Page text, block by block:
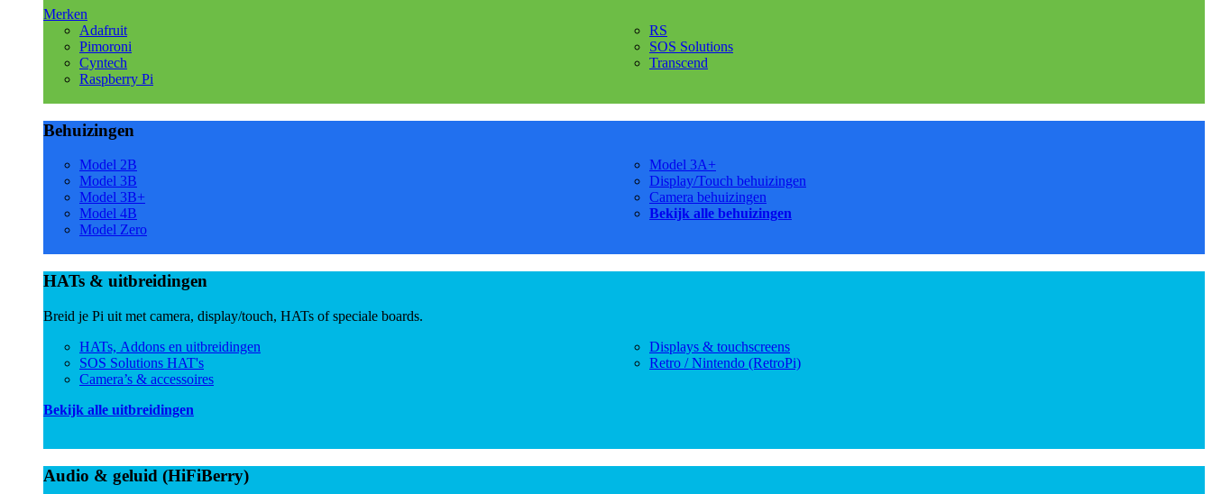
Merken
Adafruit
Pimoroni
Cyntech
Raspberry Pi
RS
SOS Solutions
Transcend
Behuizingen
Model 2B
Model 3B
Model 3B+
Model 4B
Model Zero
Model 3A+
Display/Touch behuizingen
Camera behuizingen
Bekijk alle behuizingen
HATs & uitbreidingen
Breid je Pi uit met camera, display/touch, HATs of speciale boards.
HATs, Addons en uitbreidingen
SOS Solutions HAT's
Camera’s & accessoires
Displays & touchscreens
Retro / Nintendo (RetroPi)
Bekijk alle uitbreidingen
Audio & geluid (HiFiBerry)